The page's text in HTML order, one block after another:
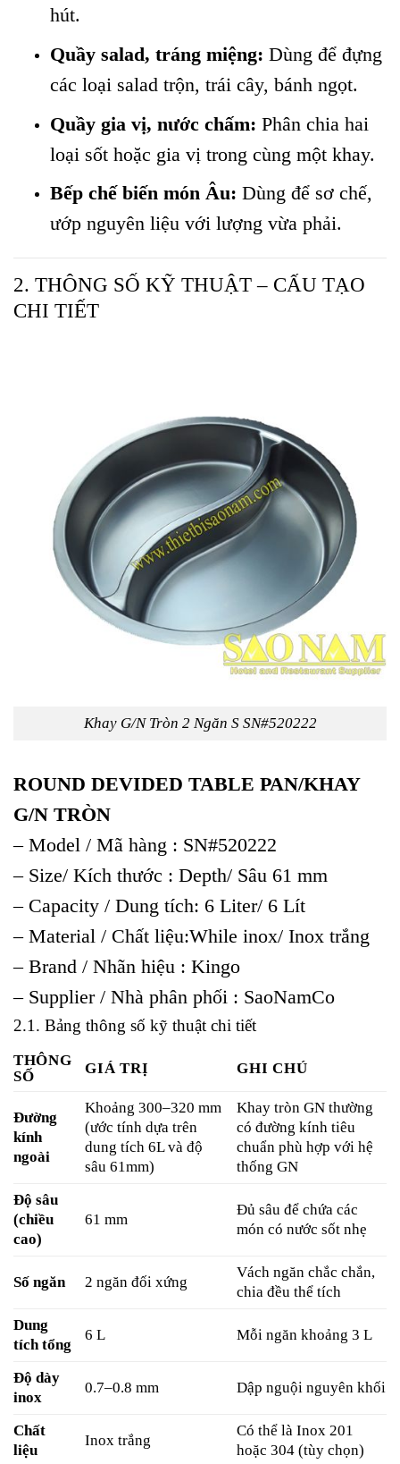
hút.
Quầy salad, tráng miệng: Dùng để đựng
các loại salad trộn, trái cây, bánh ngọt.
Quầy gia vị, nước chấm: Phân chia hai
loại sốt hoặc gia vị trong cùng một khay.
Bếp chế biến món Âu: Dùng để sơ chế,
ướp nguyên liệu với lượng vừa phải.
2. THÔNG SỐ KỸ THUẬT – CẤU TẠO
CHI TIẾT
Khay G/N Tròn 2 Ngăn S SN#520222
ROUND DEVIDED TABLE PAN/KHAY
G/N TRÒN
– Model / Mã hàng : SN#520222
– Size/ Kích thước : Depth/ Sâu 61 mm
– Capacity / Dung tích: 6 Liter/ 6 Lít
– Material / Chất liệu:While inox/ Inox trắng
– Brand / Nhãn hiệu : Kingo
– Supplier / Nhà phân phối : SaoNamCo
2.1. Bảng thông số kỹ thuật chi tiết
THÔNG
SỐ
GIÁ TRỊ GHI CHÚ
Đường
kính
ngoài
Khoảng 300–320 mm
(ước tính dựa trên
dung tích 6L và độ
sâu 61mm)
Khay tròn GN thường
có đường kính tiêu
chuẩn phù hợp với hệ
thống GN
Độ sâu
(chiều
cao)
61 mm
Đủ sâu để chứa các
món có nước sốt nhẹ
Số ngăn 2 ngăn đối xứng
Vách ngăn chắc chắn,
chia đều thể tích
Dung
tích tổng
6 L Mỗi ngăn khoảng 3 L
Độ dày
inox
0.7–0.8 mm Dập nguội nguyên khối
Chất
liệu
Inox trắng
Có thể là Inox 201
hoặc 304 (tùy chọn)